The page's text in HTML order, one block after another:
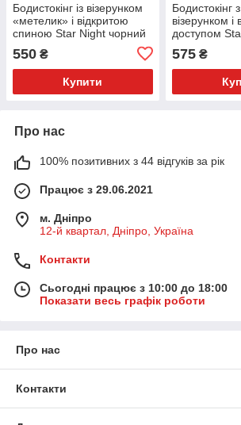
Бодистокінг із візерунком
«метелик» і відкритою
спиною Star Night чорний
550 ₴
Купити
Бодистокінг
візерунком і
доступом
575₴
Про нас
100% позитивних з 44 відгуків за рік
Працює з 29.06.2021
м. Дніпро
12-й квартал, Дніпро, Україна
Контакти
Сьогодні працює з 10:00 до 18:00
Показати весь графік роботи
Про нас
Контакти